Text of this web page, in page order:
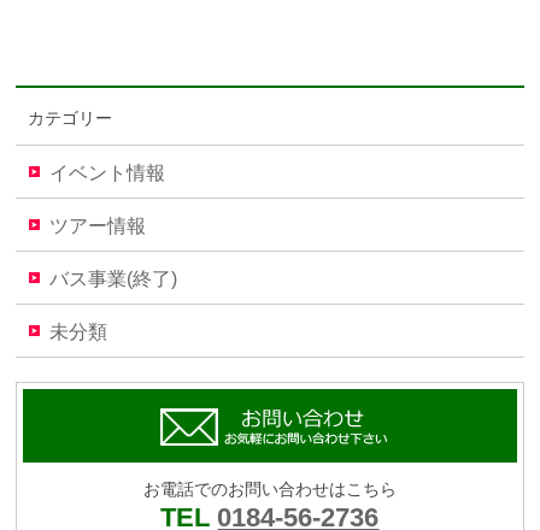
カテゴリー
イベント情報
ツアー情報
バス事業(終了)
未分類
お電話でのお問い合わせはこちら
TEL 0184-56-2736